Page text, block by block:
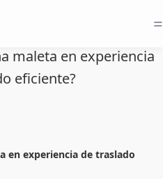
=
maleta en experiencia
eficiente?
en experiencia de traslado